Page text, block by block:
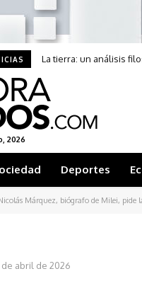
La tierra: un análisis
2026
Deportes
Márquez, biógrafo de Milei, pide
de abril de 2026